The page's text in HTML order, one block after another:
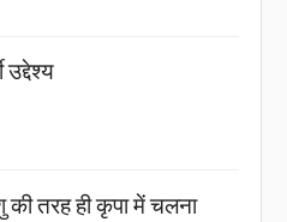
उद्देश्य
की तरह ही कृपा में चलना